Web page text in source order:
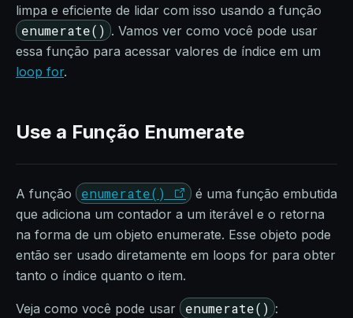
limpa e eficiente de lidar com isso usando a função
enumerate() . Vamos ver como você pode usar
essa função para acessar valores de índice em um
loop for.
Use a Função Enumerate
A função enumerate()
é uma função embutida
que adiciona um contador a um iterável e o retorna
na forma de um objeto enumerate. Esse objeto pode
então ser usado diretamente em loops for para obter
tanto o índice quanto o item.
Veja como você pode usar enumerate() :